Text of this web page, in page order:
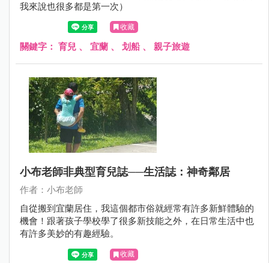
我來說也很多都是第一次）
收藏
關鍵字： 育兒 、 宜蘭 、 划船、 親子旅遊
小布老師非典型育兒誌──生活誌：神奇鄰居
作者：小布老師
自從搬到宜蘭居住，我這個都市俗就經常有許多新鮮體驗的
機會！跟著孩子學校學了很多新技能之外，在日常生活中也
有許多美妙的有趣經驗。
收藏